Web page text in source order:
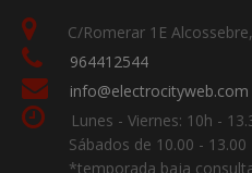
C/Romerar 1E
964412544
info@electrocityweb.com
Lunes - Viernes: 10h -
Sábados de 10.00 - 13.00
*temporada baja